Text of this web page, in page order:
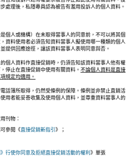
處理後，私隱專員認為被告有濫用投訴人的個人資料。
個人或機構）在未取得當事人的同意前，不可以將其個
資料使用者必須告知資料當事人擬使用哪一種類的個人
提供回應途徑，讓該資料當事人表明同意與否。
個人資料作直接促銷時，仍須告知該資料當事人他有權
停止在直接促銷中使用有關資料。 不論個人資料是直接
規定均適用。
話簿所取得，仍然受條例的保障。條例並非禁止直銷活
用者能妥善收集及使用個人資料，並尊重資料當事人的
刊物：
參閱《直接促銷新指引 》；
行使你同意及拒絕直接促銷活動的權利 》單張